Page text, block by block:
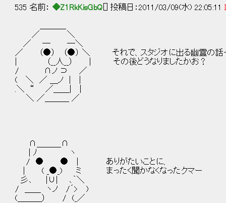
535 名前： ◆Z1RkKisGbQ [] 投稿日：2011/03/09(水) 22:05:11
／ ＼
／ ─ ─＼
／ （●） （●） ＼ それで、スタジオに出る幽霊の話
| （__人__） | その後どうなりましたかお？
/ ∩ノ ⊃ ／
( ＼ ／ ＿ノ | |
.＼ “ ／＿＿| |
＼ ／＿＿＿ ／
∩＿＿＿∩
| ﾉ ヽ
/ ● ● | ありがたいことに、
| ( _●_) ミ まったく聞かなくなったクマー
彡､ |∪| ､｀＼
/ ＿＿ ヽノ /´> )
(＿＿＿） / (_／